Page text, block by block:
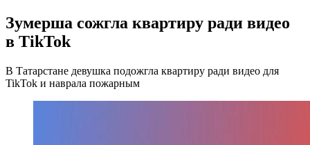
Зумерша сожгла квартиру ради видео
в TikTok
В Татарстане девушка подожгла квартиру ради видео для
TikTok и наврала пожарным